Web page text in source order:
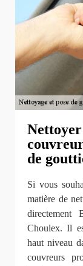
de
Si vous
matière de
Choulex. Il
haut niveau
couvreurs